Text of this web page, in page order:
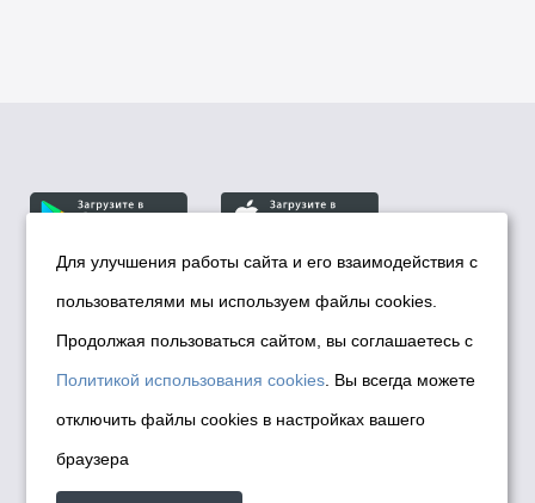
© Департамент информационной политики мэрии
города Новосибирска, 2026
Политика использования Cookies
Политика по обработке персональных
данных в информационных системах
мэрии города Новосибирска
Для улучшения работы сайта и его взаимодействия с
пользователями мы используем файлы cookies.
Продолжая пользоваться сайтом, вы соглашаетесь с
Политикой использования cookies . Вы всегда можете
отключить файлы cookies в настройках вашего
браузера